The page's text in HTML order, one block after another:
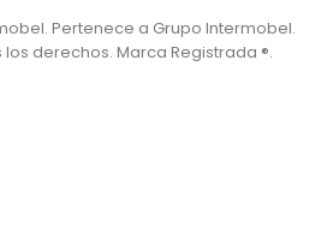
Pertenece a Grupo Intermobel.
derechos. Marca Registrada ®.